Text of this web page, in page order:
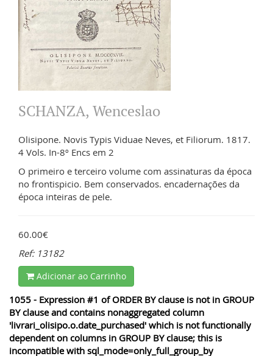
SCHANZA, Wenceslao
Olisipone. Novis Typis Viduae Neves, et Filiorum. 1817.
4 Vols. In-8º Encs em 2
O primeiro e terceiro volume com assinaturas da época
no frontispicio. Bem conservados. encadernações da
época inteiras de pele.
60.00€
Ref: 13182
Adicionar ao Carrinho
1055 - Expression #1 of ORDER BY clause is not in GROUP
BY clause and contains nonaggregated column
'livrari_olisipo.o.date_purchased' which is not functionally
dependent on columns in GROUP BY clause; this is
incompatible with sql_mode=only_full_group_by